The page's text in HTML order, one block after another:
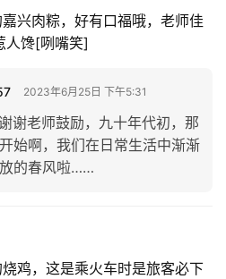
兴肉粽，好有口福哦，老师佳
馋[咧嘴笑]
2023年6月25日 下午5:31
谢老师鼓励，九十年代初，那
始啊，我们在日常生活中渐渐
的春风啦……
鸡，这是乘火车时是旅客必下